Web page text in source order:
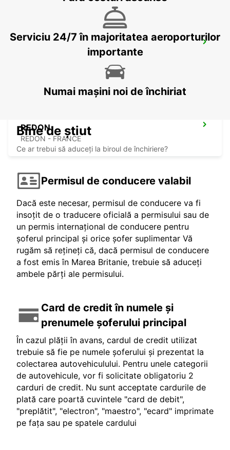
LA BAULE ESCOUBLAC RAILWAY
REDON
REDON - FRANCE
Serviciu 24/7 în majoritatea aeroporturilor
importante
Numai mașini noi de închiriat
Bine de știut
Ce ar trebui să aduceți la biroul de închiriere?
Permisul de conducere valabil
Dacă este necesar, permisul de conducere va fi
insoțit de o traducere oficială a permisului sau de
un permis internațional de conducere pentru
șoferul principal și orice șofer suplimentar Vă
rugăm să rețineți că, dacă permisul de conducere
a fost emis în Marea Britanie, trebuie să aduceți
ambele părți ale permisului.
Card de credit în numele și
prenumele șoferului principal
În cazul plății în avans, cardul de credit utilizat
trebuie să fie pe numele șoferului și prezentat la
colectarea autovehiculului. Pentru unele categorii
de autovehicule, vor fi solicitate obligatoriu 2
carduri de credit. Nu sunt acceptate cardurile de
plată care poartă cuvintele "card de debit",
"preplătit", "electron", "maestro", "ecard" imprimate
pe fața sau pe spatele cardului